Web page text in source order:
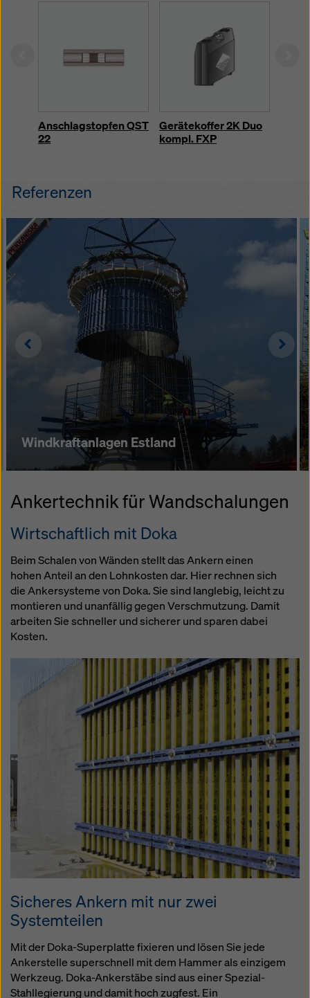
Anschlagstopfen QST
22
Gerätekoffer 2K Duo
kompl. FXP
Referenzen
Windkraftanlagen Estland
Left
Ankertechnik für Wandschalungen
Wirtschaftlich mit Doka
Beim Schalen von Wänden stellt das Ankern einen
hohen Anteil an den Lohnkosten dar. Hier rechnen sich
die Ankersysteme von Doka. Sie sind langlebig, leicht zu
montieren und unanfällig gegen Verschmutzung. Damit
arbeiten Sie schneller und sicherer und sparen dabei
Kosten.
Sicheres Ankern mit nur zwei
Systemteilen
Mit der Doka-Superplatte fixieren und lösen Sie jede
Ankerstelle superschnell mit dem Hammer als einzigem
Werkzeug. Doka-Ankerstäbe sind aus einer Spezial-
Stahllegierung und damit hoch zugfest. Ein